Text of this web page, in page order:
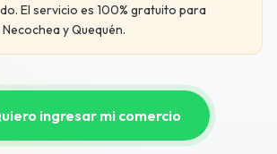
El servicio es 100% gratuito para
y Quequén.
ingresar mi comercio